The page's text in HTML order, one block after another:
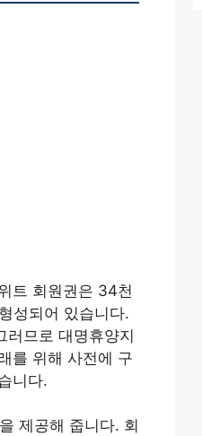
트 회원권은 34천
성되어 있습니다.
러므로 대명휴양지
를 위해 사전에 구
니다.
제공해 줍니다. 회